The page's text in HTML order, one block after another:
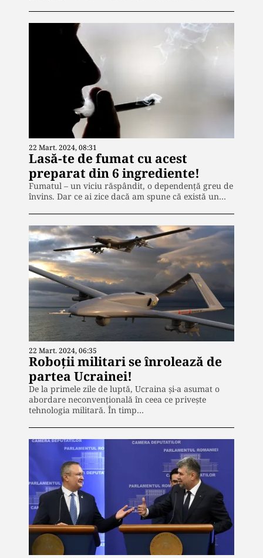
22 Mart. 2024, 08:31
Lasă-te de fumat cu acest
preparat din 6 ingrediente!
Fumatul – un viciu răspândit, o dependență greu de
învins. Dar ce ai zice dacă am spune că există un…
22 Mart. 2024, 06:35
Roboții militari se înrolează de
partea Ucrainei!
De la primele zile de luptă, Ucraina și-a asumat o
abordare neconvențională în ceea ce privește
tehnologia militară. În timp…